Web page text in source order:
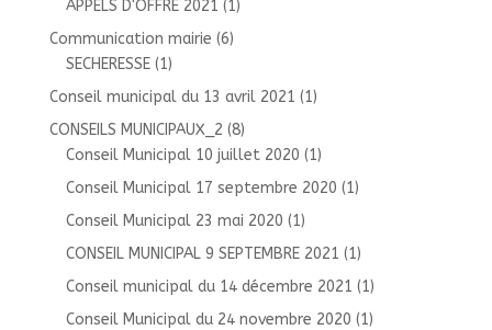
APPELS D'OFFRE 2021 (1)
Communication mairie (6)
SECHERESSE(1)
Conseil municipal du 13 avril 2021 (1)
CONSEILS MUNICIPAUX_2 (8)
Conseil Municipal 10 juillet 2020 (1)
Conseil Municipal 17 septembre 2020 (1)
Conseil Municipal 23 mai 2020 (1)
CONSEIL MUNICIPAL 9 SEPTEMBRE 2021 (1)
Conseil municipal du 14 décembre 2021 (1)
Conseil Municipal du 24 novembre 2020 (1)